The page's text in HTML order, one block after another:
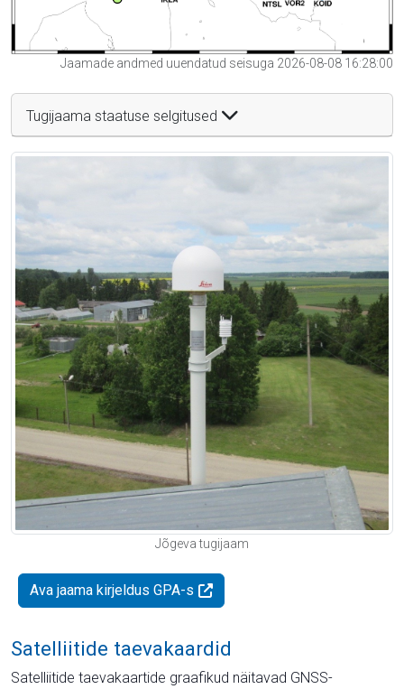
Jaamade andmed uuendatud seisuga 2026-08-08 16:28:00
Tugijaama staatuse selgitused
Jõgeva tugijaam
Ava jaama kirjeldus GPA-s
Satelliitide taevakaardid
Satelliitide taevakaartide graafikud näitavad GNSS-